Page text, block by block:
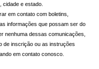
cidade e estado.
em contato com boletins,
informações que possam ser do
nenhuma dessas comunicações,
de inscrição ou as instruções
em contato conosco.